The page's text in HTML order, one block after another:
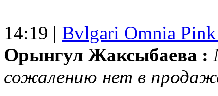
14:19 | Bvlgari Omnia
Орынгул Жаксыбаева :
сожалению нет в